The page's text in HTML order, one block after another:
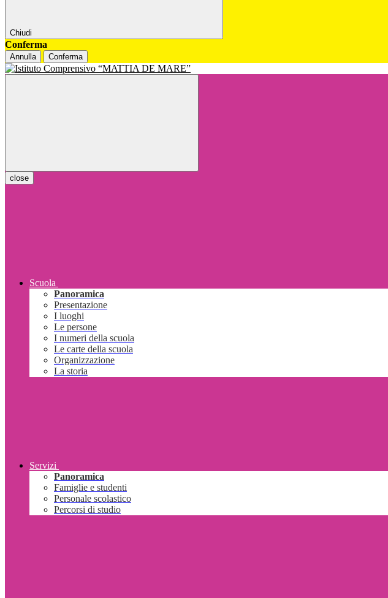
Chiudi
Conferma
Annulla Conferma
close
Scuola
Panoramica
Presentazione
I luoghi
Le persone
I numeri della scuola
Le carte della scuola
Organizzazione
La storia
Servizi
Panoramica
Famiglie e studenti
Personale scolastico
Percorsi di studio